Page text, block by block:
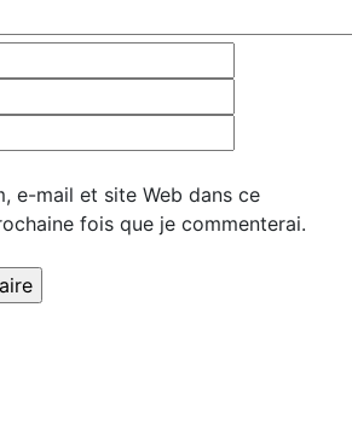
e-mail et site Web dans ce
fois que je commenterai.